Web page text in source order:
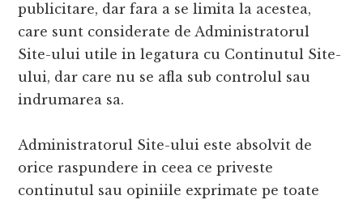
publicitare, dar fara a se limita la acestea,
care sunt considerate de Administratorul
Site-ului utile in legatura cu Continutul Site-
ului, dar care nu se afla sub controlul sau
indrumarea sa.
Administratorul Site-ului este absolvit de
orice raspundere in ceea ce priveste
continutul sau opiniile exprimate pe toate